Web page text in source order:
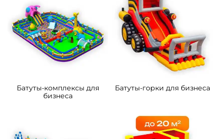
Батуты-комплексы для
бизнеса
Батуты-горки для бизнеса